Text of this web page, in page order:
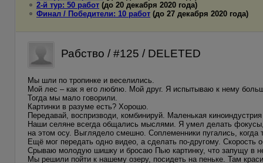
2-й тур: 50 работ (до 20 декабря 2020 года)
Финал / Победители: 10 работ (до 27 декабря 2020 года)
Рабство / #125 / DELETED
Мы шли по тропинке и веселились.
Мой лес – как я его люблю. Мой друг. Я испытываю к нему
Тогда мы мало говорили.
Картинки в разуме есть? Хорошо.
Передавай, воспризводи, комбинируй. Маленькая
Наши селяне всегда общались мыслями. Я умел делать
на этом осу. Выглядело смешно. Соплеменники пугались, когда
Ещё мог передать одно видео, а сделать по-другому. Скорость
Срываю молодую шишку и бросаю Пью картинку, что запущу в
Мы решили пойти к нашему озеру, посидеть на пеньке. Там